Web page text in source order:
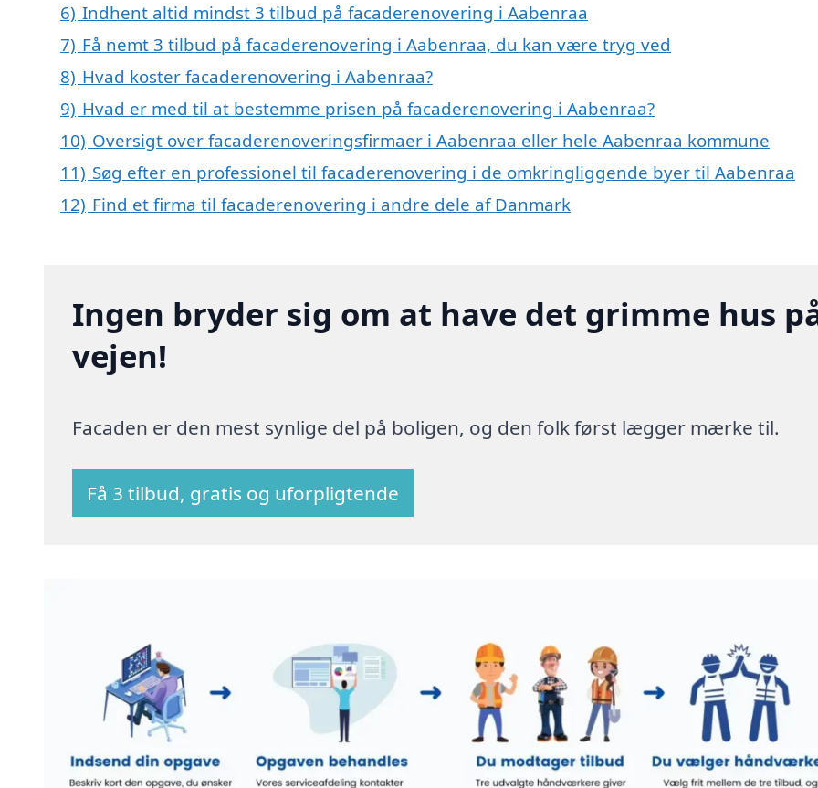
6) Indhent altid mindst 3 tilbud på facaderenovering i Aabenraa
7) Få nemt 3 tilbud på facaderenovering i Aabenraa, du kan være tryg ved
8) Hvad koster facaderenovering i Aabenraa?
9) Hvad er med til at bestemme prisen på facaderenovering i Aabenraa?
10) Oversigt over facaderenoveringsfirmaer i Aabenraa eller hele Aabenraa kommune
11) Søg efter en professionel til facaderenovering i de omkringliggende byer til Aabenraa
12) Find et firma til facaderenovering i andre dele af Danmark
Ingen bryder sig om at have det grimme hus
vejen!
Facaden er den mest synlige del på boligen, og den folk først lægger mærke til.
Få 3 tilbud, gratis og uforpligtende